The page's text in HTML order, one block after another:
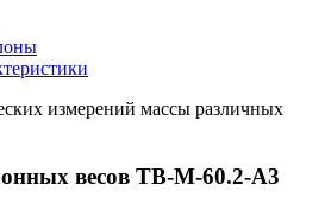
измерений массы различных
весов ТВ-М-60.2-А3